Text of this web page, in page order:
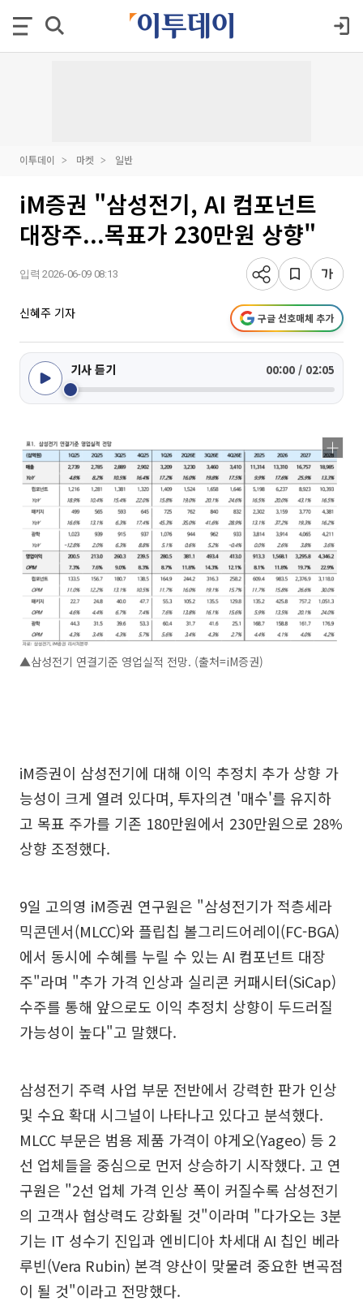
이투데이 마켓 일반
iM증권 "삼성전기, AI 컴포넌트
대장주...목표가 230만원 상향"
입력 2026-06-09 08:13
신혜주 기자 구글 선호매체 추가
기사 듣기 00:00 / 02:05
▲삼성전기 연결기준 영업실적 전망. (출처=iM증권)
iM증권이 삼성전기에 대해 이익 추정치 추가 상향 가
능성이 크게 열려 있다며, 투자의견 '매수'를 유지하
고 목표 주가를 기존 180만원에서 230만원으로 28%
상향 조정했다.
9일 고의영 iM증권 연구원은 "삼성전기가 적층세라
믹콘덴서(MLCC)와 플립칩 볼그리드어레이(FC-BGA)
에서 동시에 수혜를 누릴 수 있는 AI 컴포넌트 대장
주"라며 "추가 가격 인상과 실리콘 커패시터(SiCap)
수주를 통해 앞으로도 이익 추정치 상향이 두드러질
가능성이 높다"고 말했다.
삼성전기 주력 사업 부문 전반에서 강력한 판가 인상
및 수요 확대 시그널이 나타나고 있다고 분석했다.
MLCC 부문은 범용 제품 가격이 야게오(Yageo) 등 2
선 업체들을 중심으로 먼저 상승하기 시작했다. 고 연
구원은 "2선 업체 가격 인상 폭이 커질수록 삼성전기
의 고객사 협상력도 강화될 것"이라며 "다가오는 3분
기는 IT 성수기 진입과 엔비디아 차세대 AI 칩인 베라
루빈(Vera Rubin) 본격 양산이 맞물려 중요한 변곡점
이 될 것"이라고 전망했다.